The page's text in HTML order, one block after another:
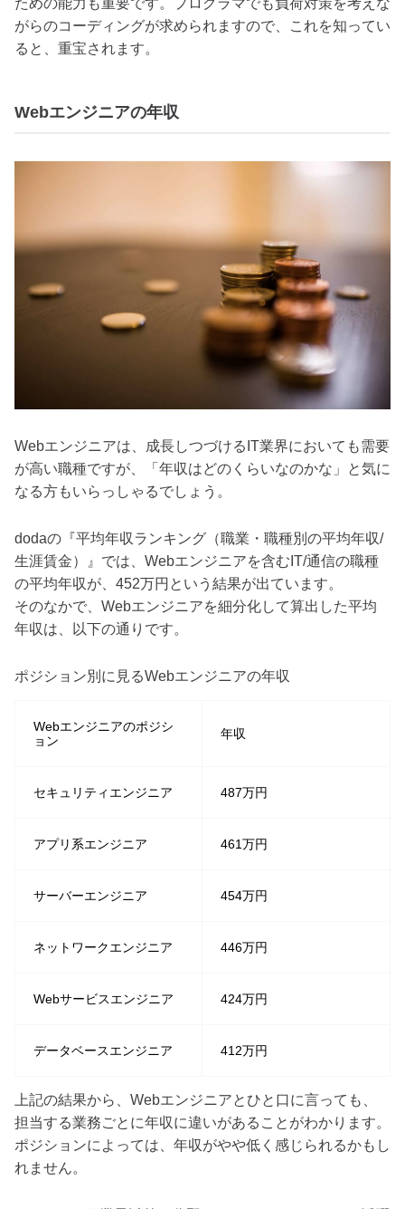
ための能力も重要です。プログラマでも負荷対策を考えな
がらのコーディングが求められますので、これを知ってい
ると、重宝されます。
Webエンジニアの年収
Webエンジニアは、成長しつづけるIT業界においても需要
が高い職種ですが、「年収はどのくらいなのかな」と気に
なる方もいらっしゃるでしょう。
dodaの『平均年収ランキング（職業・職種別の平均年収/
生涯賃金）』では、Webエンジニアを含むIT/通信の職種
の平均年収が、452万円という結果が出ています。
そのなかで、Webエンジニアを細分化して算出した平均
年収は、以下の通りです。
ポジション別に見るWebエンジニアの年収
Webエンジニアのポジシ
ョン
年収
セキュリティエンジニア 487万円
アプリ系エンジニア 461万円
サーバーエンジニア 454万円
ネットワークエンジニア 446万円
Webサービスエンジニア 424万円
データベースエンジニア 412万円
上記の結果から、Webエンジニアとひと口に言っても、
担当する業務ごとに年収に違いがあることがわかります。
ポジションによっては、年収がやや低く感じられるかもし
れません。